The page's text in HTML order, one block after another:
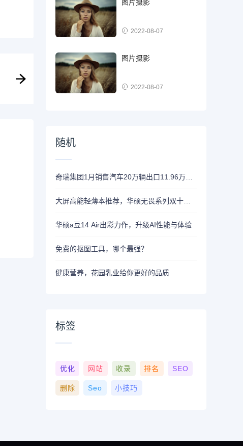
图片摄影
2022-08-07
图片摄影
2022-08-07
随机
华硕a豆14 Air出彩力作，升级AI性能与体验
免费的抠图工具，哪个最强？
健康营养，花园乳业给你更好的品质
标签
优化 网站 收录 排名 SEO
删除 Seo 小技巧